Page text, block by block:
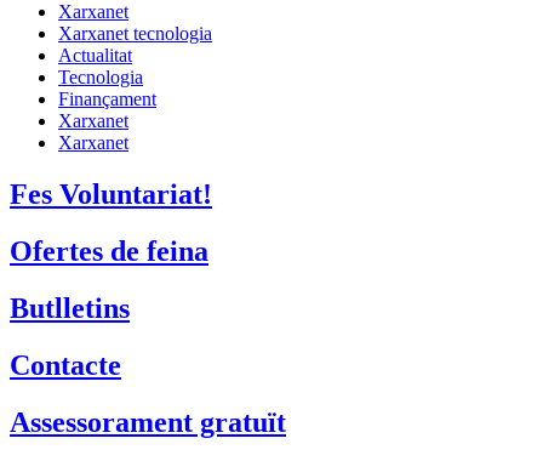
Xarxanet
Xarxanet tecnologia
Actualitat
Tecnologia
Finançament
Xarxanet
Xarxanet
Fes Voluntariat!
Ofertes de feina
Butlletins
Contacte
Assessorament gratuït